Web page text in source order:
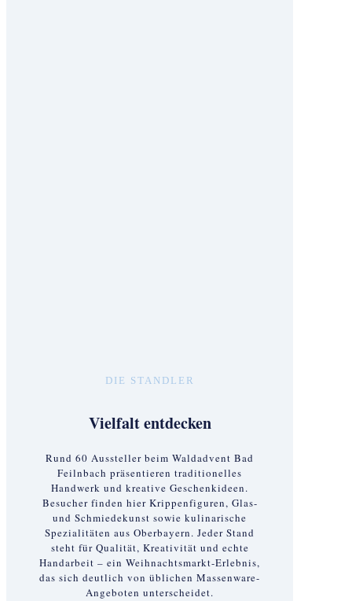
DIE STANDLER
Vielfalt entdecken
Rund 60 Aussteller beim Waldadvent Bad
Feilnbach präsentieren traditionelles
Handwerk und kreative Geschenkideen.
Besucher finden hier Krippenfiguren, Glas-
und Schmiedekunst sowie kulinarische
Spezialitäten aus Oberbayern. Jeder Stand
steht für Qualität, Kreativität und echte
Handarbeit – ein Weihnachtsmarkt-Erlebnis,
das sich deutlich von üblichen Massenware-
Angeboten unterscheidet.